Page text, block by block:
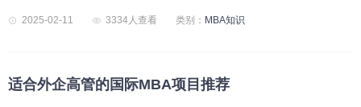
2025-02-11 3334人查看 类别： MBA知识
适合外企高管的国际MBA项目推荐